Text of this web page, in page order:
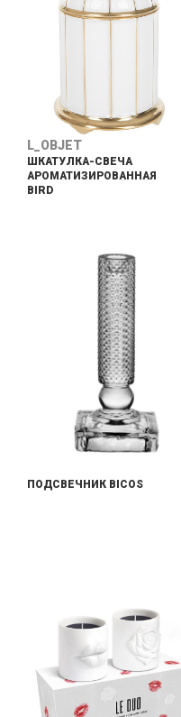
L_OBJET
ШКАТУЛКА-СВЕЧА
АРОМАТИЗИРОВАННАЯ
BIRD
ПОДСВЕЧНИК BICOS